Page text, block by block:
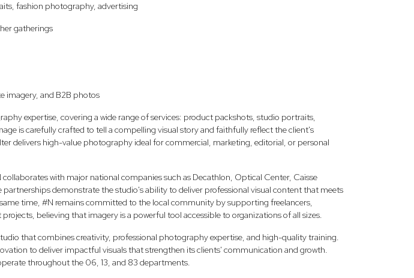
fashion photography, advertising
gatherings
imagery, and B2B photos
expertise, covering a wide range of services: product packshots, studio portraits,
is carefully crafted to tell a compelling visual story and faithfully reflect the client's
delivers high-value photography ideal for commercial, marketing, editorial, or personal
with major national companies such as Decathlon, Optical Center, Caisse
partnerships demonstrate the studio's ability to deliver professional visual content that meets
time, #N remains committed to the local community by supporting freelancers,
believing that imagery is a powerful tool accessible to organizations of all sizes.
that combines creativity, professional photography expertise, and high-quality training.
to deliver impactful visuals that strengthen its clients' communication and growth.
throughout the 06, 13, and 83 departments.